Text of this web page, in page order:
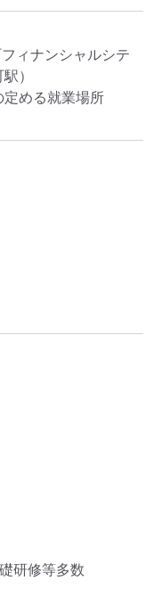
ィナンシャルシテ
）
める就業場所
研修等多数